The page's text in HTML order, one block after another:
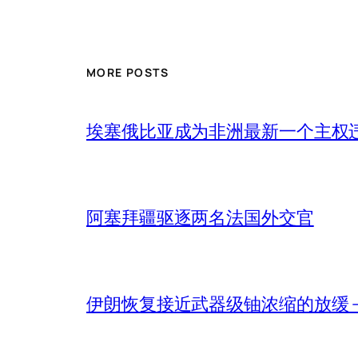
MORE POSTS
埃塞俄比亚成为非洲最新一个主权
阿塞拜疆驱逐两名法国外交官
伊朗恢复接近武器级铀浓缩的放缓